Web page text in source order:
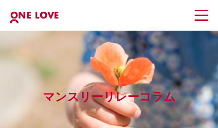
マンスリーリレーコラム